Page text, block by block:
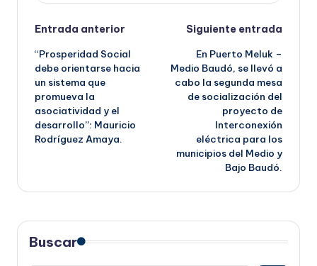
Navegación
de
entradas
Entrada anterior
“Prosperidad Social
debe orientarse hacia
un sistema que
promueva la
asociatividad y el
desarrollo”: Mauricio
Rodríguez Amaya.
Siguiente entrada
En Puerto Meluk –
Medio Baudó, se llevó a
cabo la segunda mesa
de socialización del
proyecto de
Interconexión
eléctrica para los
municipios del Medio y
Bajo Baudó.
Buscar